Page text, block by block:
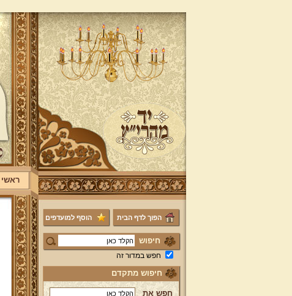
ראשי
הפוך לדף הבית הוסף למועדפים
חיפוש
חפש במדור זה
חיפוש מתקדם
חפש את